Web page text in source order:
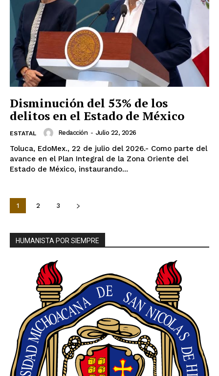
Disminución del 53% de los
delitos en el Estado de México
ESTATAL Redacción - Julio 22, 2026
Toluca, EdoMex., 22 de julio del 2026.- Como parte del
avance en el Plan Integral de la Zona Oriente del
Estado de México, instaurando...
1 2 3
HUMANISTA POR SIEMPRE